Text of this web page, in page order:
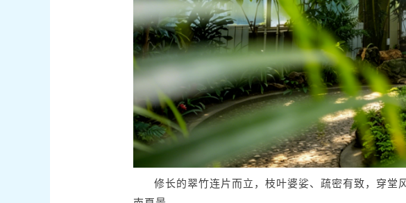
修长的翠竹连片而立，枝叶婆娑、疏密有致，穿堂